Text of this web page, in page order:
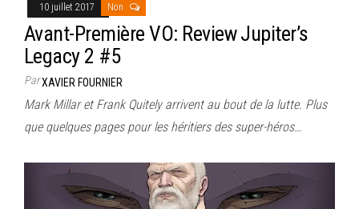
10 juillet 2017 Non
Avant-Première VO: Review Jupiter’s
Legacy 2 #5
ParXAVIER FOURNIER
Mark Millar et Frank Quitely arrivent au bout de la lutte. Plus
que quelques pages pour les héritiers des super-héros…